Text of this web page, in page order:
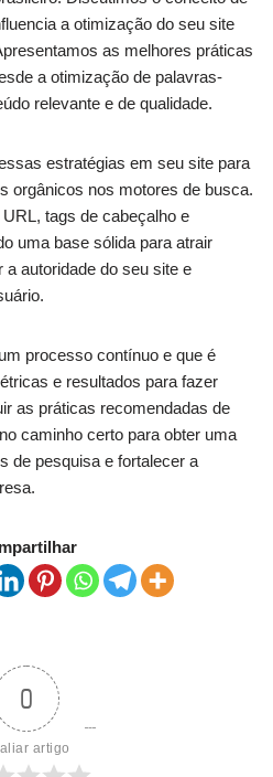
a otimização do seu site
as melhores práticas
a otimização de palavras-
relevante e de qualidade.
estratégias em seu site para
orgânicos nos motores de busca.
tags de cabeçalho e
uma base sólida para atrair
a autoridade do seu site e
processo contínuo e que é
e resultados para fazer
as práticas recomendadas de
caminho certo para obter uma
de pesquisa e fortalecer a
0
artigo